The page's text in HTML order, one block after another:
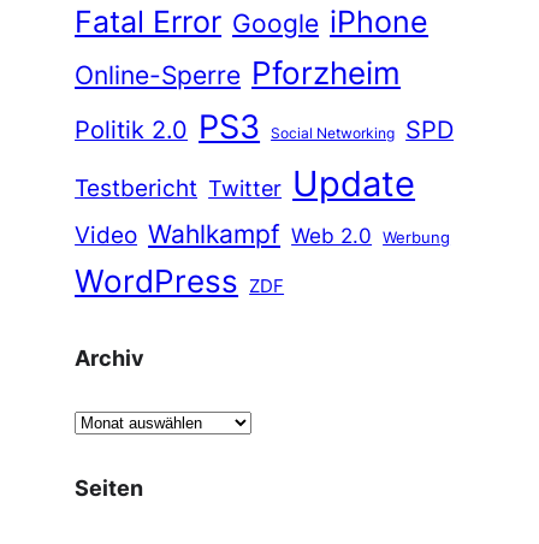
Fatal Error Google iPhone
Online-Sperre Pforzheim
Politik 2.0 PS3 Social Networking
SPD
Testbericht Twitter Update
Video Wahlkampf Web 2.0 Werbung
WordPress ZDF
Archiv
A
c
Seiten